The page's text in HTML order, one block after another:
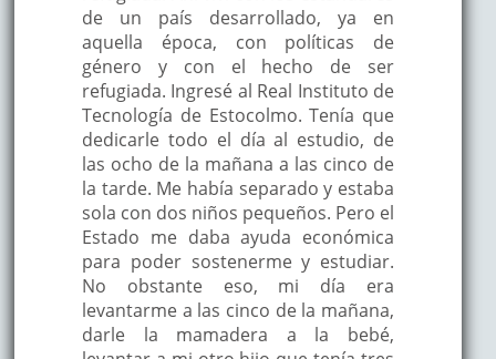
de un país desarrollado, ya en
aquella época, con políticas de
género y con el hecho de ser
refugiada. Ingresé al Real Instituto de
Tecnología de Estocolmo. Tenía que
dedicarle todo el día al estudio, de
las ocho de la mañana a las cinco de
la tarde. Me había separado y estaba
sola con dos niños pequeños. Pero el
Estado me daba ayuda económica
para poder sostenerme y estudiar.
No obstante eso, mi día era
levantarme a las cinco de la mañana,
darle la mamadera a la bebé,